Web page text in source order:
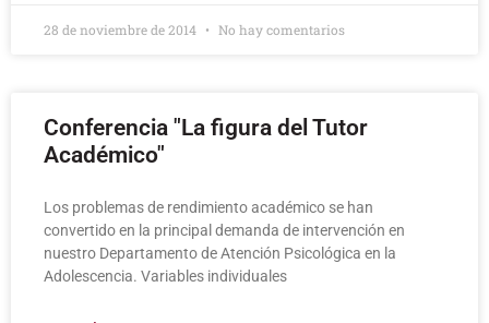
28 de noviembre de 2014 No hay comentarios
Conferencia "La figura del Tutor
Académico"
Los problemas de rendimiento académico se han
convertido en la principal demanda de intervención en
nuestro Departamento de Atención Psicológica en la
Adolescencia. Variables individuales